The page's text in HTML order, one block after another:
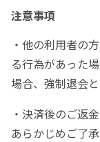
注意事項
・他の利用者の
る行為があった
場合、強制退会
・決済後のご返
あらかじめご了承